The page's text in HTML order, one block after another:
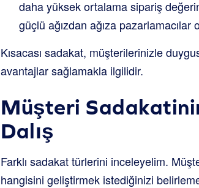
daha yüksek ortalama sipariş
güçlü ağızdan ağıza
Kısacası sadakat, müşterilerinizle
avantajlar sağlamakla ilgilidir.
Müşteri
Dalış
Farklı sadakat türlerini inceleyelim.
hangisini geliştirmek istediğinizi